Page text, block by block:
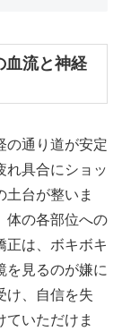
流と神経
の通り道が安定
れ具合にショッ
土台が整いま
体の各部位への
正は、ボキボキ
を見るのが嫌に
け、自信を失
ていただけま